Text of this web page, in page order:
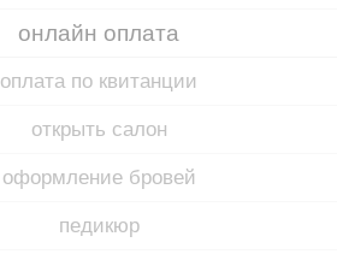
онлайн оплата
оплата по квитанции
открыть салон
оформление бровей
педикюр